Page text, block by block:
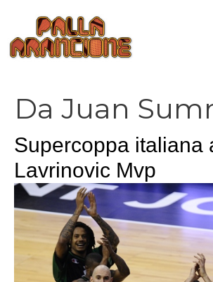
contenuto
Da Juan
Supercoppa italiana
Lavrinovic Mvp